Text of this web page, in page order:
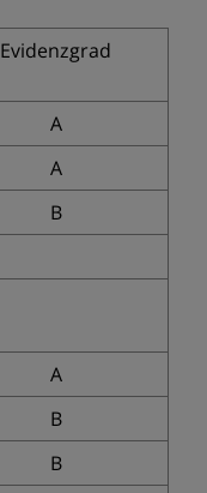
Evidenzgrad
A
A
B
A
B
B